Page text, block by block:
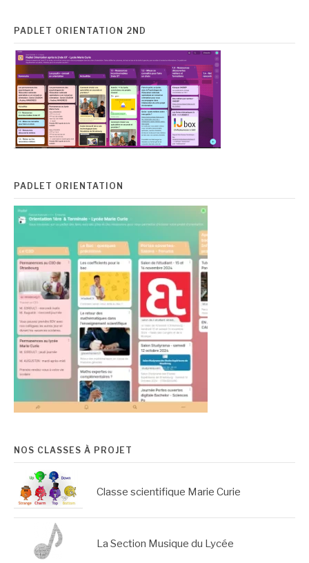
PADLET ORIENTATION 2ND
PADLET ORIENTATION
NOS CLASSES À PROJET
Classe scientifique Marie Curie
La Section Musique du Lycée